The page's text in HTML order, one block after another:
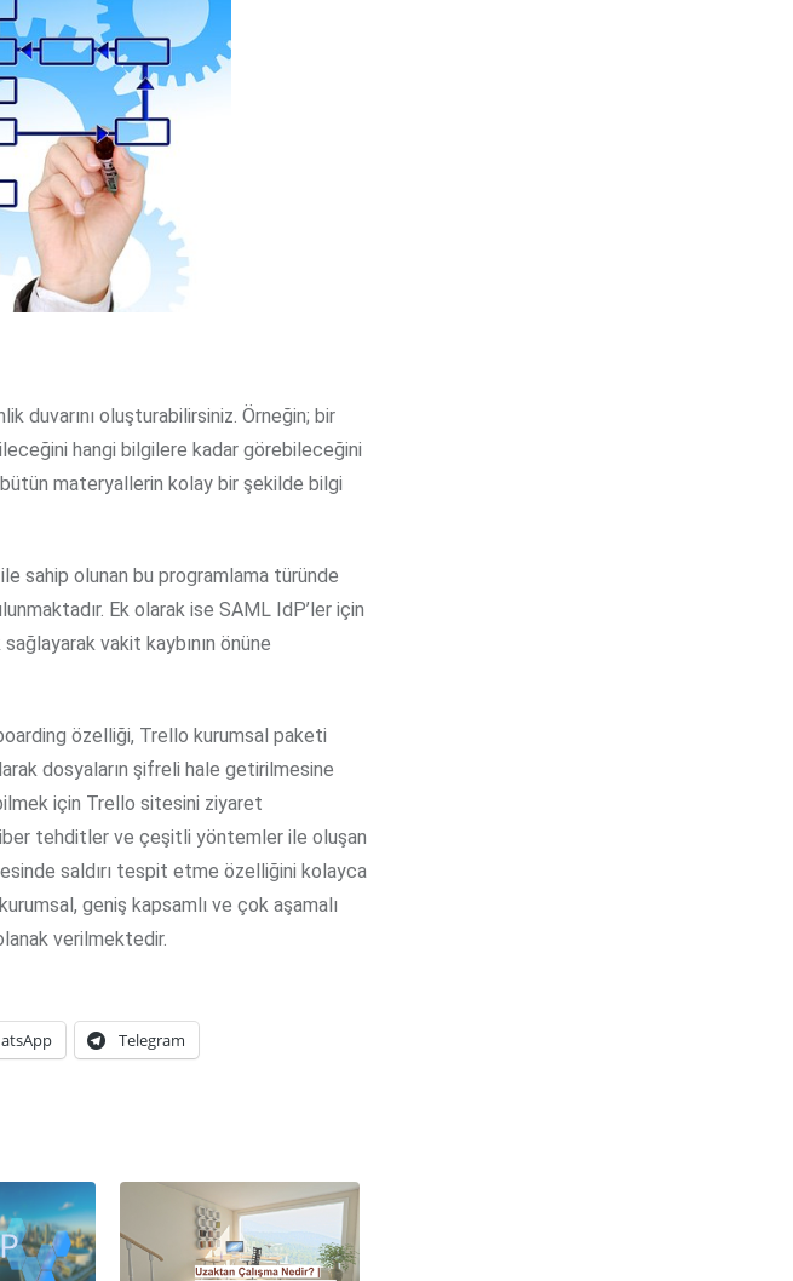
duvarını oluşturabilirsiniz. Örneğin; bir
hangi bilgilere kadar görebileceğini
materyallerin kolay bir şekilde bilgi
sahip olunan bu programlama türünde
Ek olarak ise SAML IdP’ler için
vakit kaybının önüne
özelliği, Trello kurumsal paketi
dosyaların şifreli hale getirilmesine
için Trello sitesini ziyaret
tehditler ve çeşitli yöntemler ile oluşan
saldırı tespit etme özelliğini kolayca
geniş kapsamlı ve çok aşamalı
verilmektedir.
Telegram